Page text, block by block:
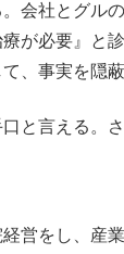
会社とグル
が必要』と
、事実を隠蔽
と言える。
営をし、産